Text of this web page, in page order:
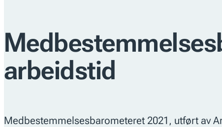
arbeidstid
Medbestemmelsesbarometeret 2021, utført av